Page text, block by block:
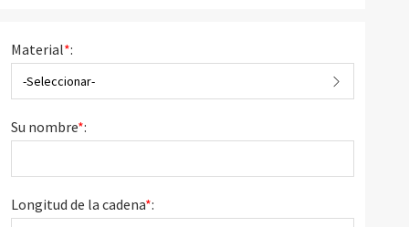
Material*:
-Seleccionar-
Su nombre*:
Longitud de la cadena*: